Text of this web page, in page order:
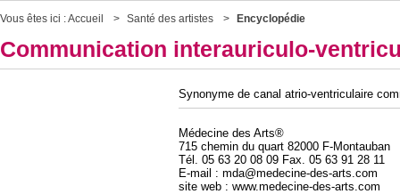
Vous êtes ici :Accueil Santé des artistes Encyclopédie
Communication interauriculo-
Synonyme de canal atrio-ventriculaire
Médecine des Arts®
715 chemin du quart 82000 F-Montauban
Tél. 05 63 20 08 09 Fax. 05 63 91 28 11
E-mail : mda@medecine-des-arts.com
site web : www.medecine-des-arts.com